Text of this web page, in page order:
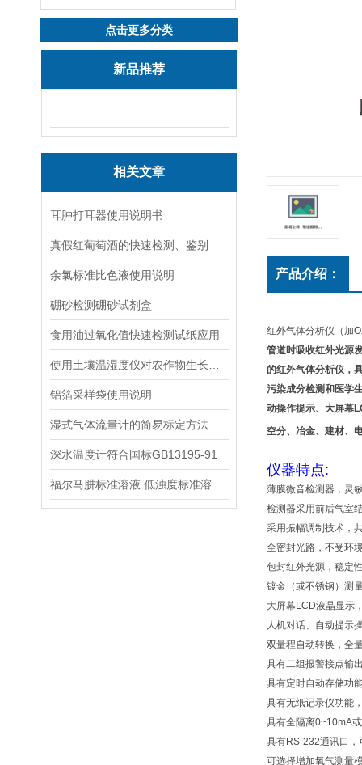
点击更多分类
新品推荐
相关文章
耳肿打耳器使用说明书
真假红葡萄酒的快速检测、鉴别
余氯标准比色液使用说明
硼砂检测硼砂试剂盒
食用油过氧化值快速检测试纸应用
铝箔采样袋使用说明
湿式气体流量计的简易标定方法
深水温度计符合国标GB13195-91
产品介绍：
红外气体分析仪（加
管道时吸收红外光源
的红外气体分析仪，
污染成分检测和医学
动操作提示、大屏幕
空分、冶金、建材、
仪器特点:
薄膜微音检测器，灵
检测器采用前后气室
采用振幅调制技术，
全密封光路，不受环
包封红外光源，稳定
镀金（或不锈钢）测
大屏幕LCD液晶显示
人机对话、自动提示
双量程自动转换，全
具有二组报警接点输
具有定时自动存储功
具有无纸记录仪功能
具有全隔离0~10mA
具有RS-232通讯口，
可选择增加氧气测量